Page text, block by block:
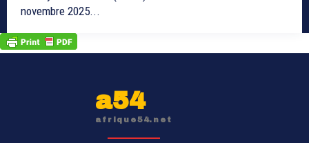
novembre 2025...
a54
afrique54.net